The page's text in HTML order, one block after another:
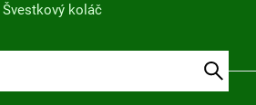
Švestkový koláč